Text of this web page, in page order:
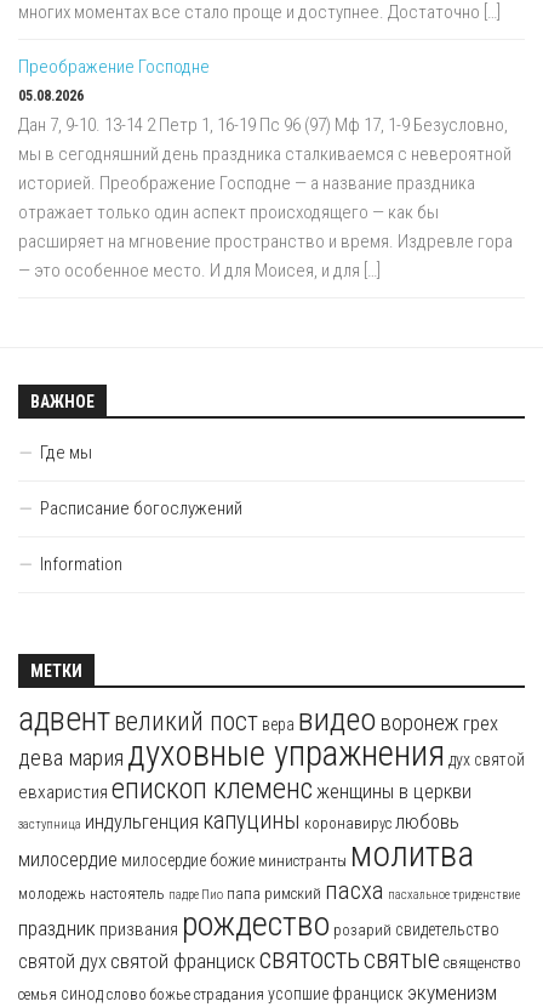
многих моментах все стало проще и доступнее. Достаточно […]
Преображение Господне
05.08.2026
Дан 7, 9-10. 13-14 2 Петр 1, 16-19 Пс 96 (97) Мф 17, 1-9 Безусловно,
мы в сегодняшний день праздника сталкиваемся с невероятной
историей. Преображение Господне — а название праздника
отражает только один аспект происходящего — как бы
расширяет на мгновение пространство и время. Издревле гора
— это особенное место. И для Моисея, и для […]
ВАЖНОЕ
Где мы
Расписание богослужений
Information
МЕТКИ
адвентвеликий пост вера видео воронеж грех
дева мария духовные упражнения дух святой
евхаристия епископ клеменс женщины в церкви
заступница индульгенция капуцины коронавирус любовь
милосердие милосердие божие министранты молитва
молодежь настоятель падре Пио папа римский пасха пасхальное триденствие
праздник призвания рождество розарий свидетельство
святой дух святой франциск святостьсвятые священство
семья синод слово божье страдания усопшие франциск экуменизм